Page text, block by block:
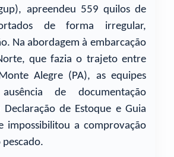
apreendeu 559 quilos de
de forma irregular,
Na abordagem à embarcação
que fazia o trajeto entre
Alegre (PA), as equipes
de documentação
de Estoque e Guia
impossibilitou a comprovação